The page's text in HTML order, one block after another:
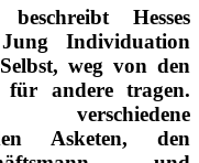
beschreibt Hesses
Individuation
weg von den
andere tragen.
Asketen, den